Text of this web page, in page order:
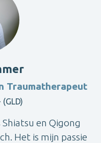
Traumatherapeut
en Qigong
Het is mijn passie